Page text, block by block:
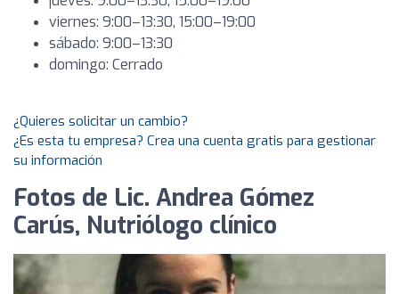
viernes: 9:00–13:30, 15:00–19:00
sábado: 9:00–13:30
domingo: Cerrado
¿Quieres solicitar un cambio?
¿Es esta tu empresa? Crea una cuenta gratis para gestionar
su información
Fotos de Lic. Andrea Gómez
Carús, Nutriólogo clínico